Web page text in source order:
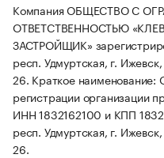
Компания ОБЩЕСТВО С
ОТВЕТСТВЕННОСТЬЮ
ЗАСТРОЙЩИК»
респ. Удмуртская, г.
26. Краткое
регистрации организации
ИНН 1832162100 и КПП
респ. Удмуртская, г.
26.